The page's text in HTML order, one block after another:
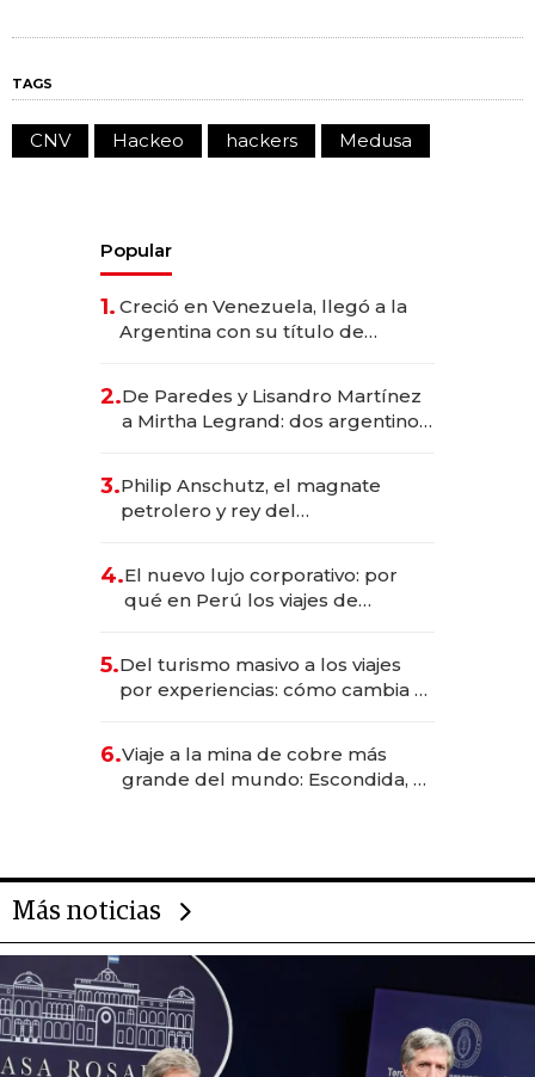
TAGS
CNV Hackeo hackers Medusa
Popular
1. Creció en Venezuela, llegó a la
Argentina con su título de
las marcas "fast premium"
2.De Paredes y Lisandro Martínez
a Mirtha Legrand: dos argentinos
3.Philip Anschutz, el magnate
petrolero y rey del
Fénix
4.El nuevo lujo corporativo: por
qué en Perú los viajes de
transformadoras
5.Del turismo masivo a los viajes
por experiencias: cómo cambia el
6.Viaje a la mina de cobre más
grande del mundo: Escondida, el
Más noticias